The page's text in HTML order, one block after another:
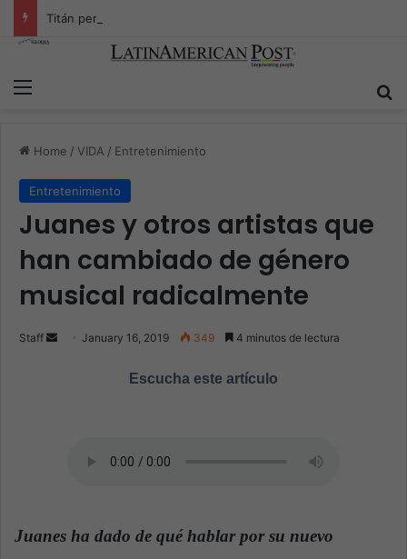
Home / VIDA / Entretenimiento
Entretenimiento
Juanes y otros artistas que
han cambiado de género
musical radicalmente
Staff
i
January 16, 2019 349 4 minutos de lectura
Escucha este artículo
Juanes ha dado de qué hablar por su nuevo